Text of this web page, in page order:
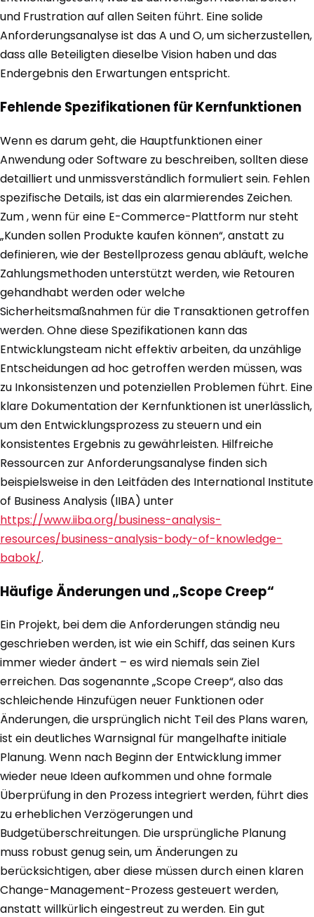
und Frustration auf allen Seiten führt. Eine solide
Anforderungsanalyse ist das A und O, um sicherzustellen,
dass alle Beteiligten dieselbe Vision haben und das
Endergebnis den Erwartungen entspricht.
Fehlende Spezifikationen für Kernfunktionen
Wenn es darum geht, die Hauptfunktionen einer
Anwendung oder Software zu beschreiben, sollten diese
detailliert und unmissverständlich formuliert sein. Fehlen
spezifische Details, ist das ein alarmierendes Zeichen.
Zum , wenn für eine E-Commerce-Plattform nur steht
„Kunden sollen Produkte kaufen können“, anstatt zu
definieren, wie der Bestellprozess genau abläuft, welche
Zahlungsmethoden unterstützt werden, wie Retouren
gehandhabt werden oder welche
Sicherheitsmaßnahmen für die Transaktionen getroffen
werden. Ohne diese Spezifikationen kann das
Entwicklungsteam nicht effektiv arbeiten, da unzählige
Entscheidungen ad hoc getroffen werden müssen, was
zu Inkonsistenzen und potenziellen Problemen führt. Eine
klare Dokumentation der Kernfunktionen ist unerlässlich,
um den Entwicklungsprozess zu steuern und ein
konsistentes Ergebnis zu gewährleisten. Hilfreiche
Ressourcen zur Anforderungsanalyse finden sich
beispielsweise in den Leitfäden des International Institute
of Business Analysis (IIBA) unter
https://www.iiba.org/business-analysis-
resources/business-analysis-body-of-knowledge-
babok/.
Häufige Änderungen und „Scope Creep“
Ein Projekt, bei dem die Anforderungen ständig neu
geschrieben werden, ist wie ein Schiff, das seinen Kurs
immer wieder ändert – es wird niemals sein Ziel
erreichen. Das sogenannte „Scope Creep“, also das
schleichende Hinzufügen neuer Funktionen oder
Änderungen, die ursprünglich nicht Teil des Plans waren,
ist ein deutliches Warnsignal für mangelhafte initiale
Planung. Wenn nach Beginn der Entwicklung immer
wieder neue Ideen aufkommen und ohne formale
Überprüfung in den Prozess integriert werden, führt dies
zu erheblichen Verzögerungen und
Budgetüberschreitungen. Die ursprüngliche Planung
muss robust genug sein, um Änderungen zu
berücksichtigen, aber diese müssen durch einen klaren
Change-Management-Prozess gesteuert werden,
anstatt willkürlich eingestreut zu werden. Ein gut